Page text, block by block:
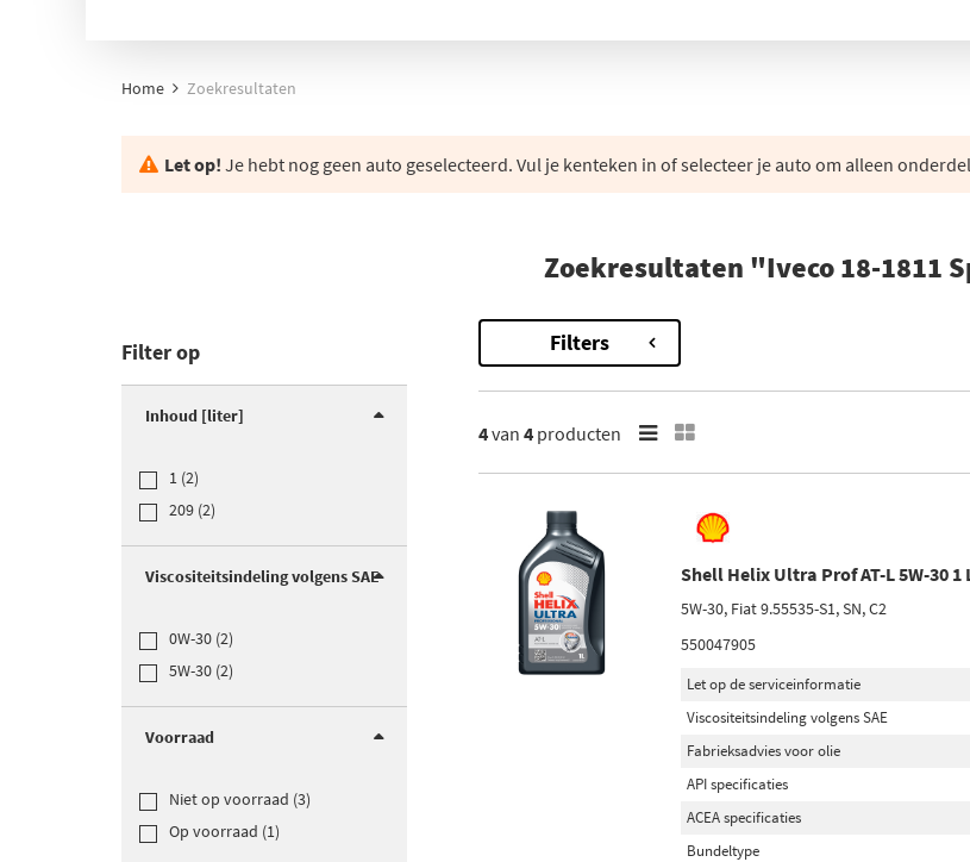
Home Zoekresultaten
Let op! Je hebt nog geen auto geselecteerd. Vul je kenteken in of selecteer je auto om alleen
Zoekresultaten "Iveco 18-1811
Filter op
Inhoud [liter]
1 (2)
209 (2)
Viscositeitsindeling volgens SAE
0W-30 (2)
5W-30 (2)
Voorraad
Niet op voorraad (3)
Op voorraad (1)
Filters
4van 4 producten
Shell Helix Ultra Prof AT-L 5W-30 1
5W-30, Fiat 9.55535-S1, SN, C2
550047905
Let op de serviceinformatie
Viscositeitsindeling volgens SAE
Fabrieksadvies voor olie
API specificaties
ACEA specificaties
Bundeltype